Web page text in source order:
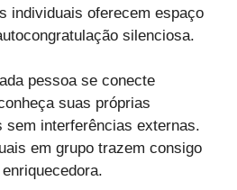
individuais oferecem espaço
silenciosa.
pessoa se conecte
suas próprias
sem interferências externas.
em grupo trazem consigo